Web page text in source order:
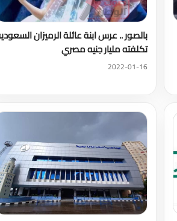
بالصور .. عرس ابنة عائلة الرميزان
تكلفته مليار جنيه مصري
2022-01-16